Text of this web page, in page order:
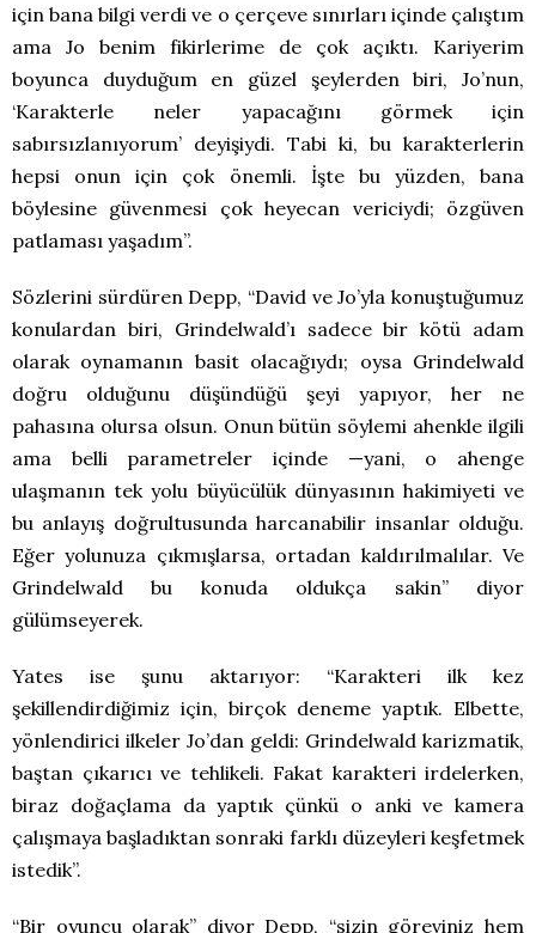
için bana bilgi verdi ve o çerçeve sınırları içinde çalıştım
ama Jo benim fikirlerime de çok açıktı. Kariyerim
boyunca duyduğum en güzel şeylerden biri, Jo’nun,
‘Karakterle neler yapacağını görmek için
sabırsızlanıyorum’ deyişiydi. Tabi ki, bu karakterlerin
hepsi onun için çok önemli. İşte bu yüzden, bana
böylesine güvenmesi çok heyecan vericiydi; özgüven
patlaması yaşadım”.
Sözlerini sürdüren Depp, “David ve Jo’yla konuştuğumuz
konulardan biri, Grindelwald’ı sadece bir kötü adam
olarak oynamanın basit olacağıydı; oysa Grindelwald
doğru olduğunu düşündüğü şeyi yapıyor, her ne
pahasına olursa olsun. Onun bütün söylemi ahenkle ilgili
ama belli parametreler içinde —yani, o ahenge
ulaşmanın tek yolu büyücülük dünyasının hakimiyeti ve
bu anlayış doğrultusunda harcanabilir insanlar olduğu.
Eğer yolunuza çıkmışlarsa, ortadan kaldırılmalılar. Ve
Grindelwald bu konuda oldukça sakin” diyor
gülümseyerek.
Yates ise şunu aktarıyor: “Karakteri ilk kez
şekillendirdiğimiz için, birçok deneme yaptık. Elbette,
yönlendirici ilkeler Jo’dan geldi: Grindelwald karizmatik,
baştan çıkarıcı ve tehlikeli. Fakat karakteri irdelerken,
biraz doğaçlama da yaptık çünkü o anki ve kamera
çalışmaya başladıktan sonraki farklı düzeyleri keşfetmek
istedik”.
“Bir oyuncu olarak” diyor Depp, “sizin göreviniz hem